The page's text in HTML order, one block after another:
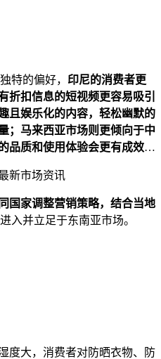
特的偏好， 印尼的消费者更
折扣信息的短视频更容易吸引
且娱乐化的内容，轻松幽默的
；马来西亚市场则更倾向于中
品质和使用体验会更有成效…
新市场资讯
国家调整营销策略，结合当地
入并立足于东南亚市场。
度大，消费者对防晒衣物、防